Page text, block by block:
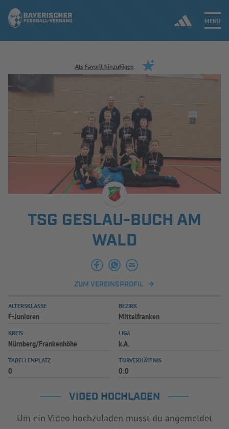
MENÜ
Jetzt einloggen
ERGEBNISSE & WETTBEWERBE
SPIELBETRIEB & VERBANDSLEBEN
AUSBILDUNG & FÖRDERUNG
INFOTHEK SPIELPLUS
Als Favorit hinzufügen
TSG GESLAU-BUCH AM
WALD
ZUM VEREINSPROFIL
ALTERSKLASSE
F-Junioren
BEZIRK
Mittelfranken
KREIS
Nürnberg/Frankenhöhe
LIGA
k.A.
TABELLENPLATZ
0
TORVERHÄLTNIS
0:0
VIDEO HOCHLADEN
Um ein Video hochzuladen musst du angemeldet